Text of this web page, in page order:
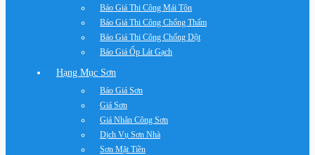
Báo Giá Thi Công Mái Tôn
Báo Giá Thi Công Chống Thấm
Báo Giá Thi Công Chống Dột
Báo Giá Ốp Lát Gạch
Hạng Mục Sơn
Báo Giá Sơn
Giá Sơn
Giá Nhân Công Sơn
Dịch Vụ Sơn Nhà
Sơn Mặt Tiền